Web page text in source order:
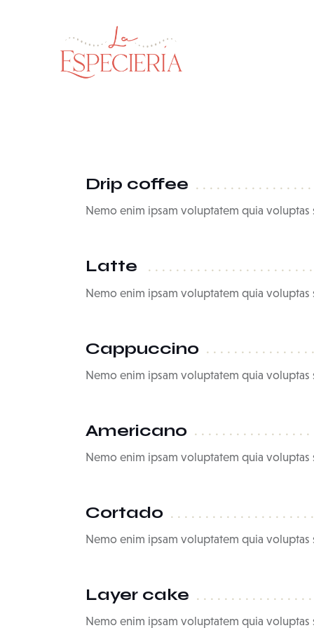
Drip coffee
Nemo enim ipsam voluptatem quia voluptas
Latte
Nemo enim ipsam voluptatem quia voluptas
Cappuccino
Nemo enim ipsam voluptatem quia voluptas
Americano
Nemo enim ipsam voluptatem quia voluptas
Cortado
Nemo enim ipsam voluptatem quia voluptas
Layer cake
Nemo enim ipsam voluptatem quia voluptas